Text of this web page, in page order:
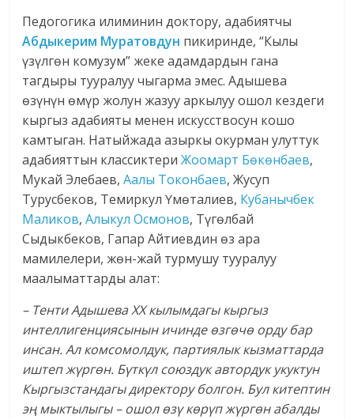
Педогогика илиминин доктору, адабиятчы
Абдыкерим Муратовдун пикиринде, “Кылы
үзүлгөн комузум” жеке адамдардын гана
тагдыры тууралуу чыгарма эмес. Адышева
өзүнүн өмүр жолун жазуу аркылуу ошол кездеги
кыргыз адабияты менен искусствосун кошо
камтыган. Натыйжада азыркы окурман улуттук
адабияттын классиктериЖоомарт Бөкөнбаев,
Мукай Элебаев,Аалы Токонбаев, Жусуп
Турусбеков, Темиркул Үмөталиев, Кубанычбек
Маликов,Алыкул Осмонов, Түгөлбай
Сыдыкбеков, Гапар Айтиевдин өз ара
мамилелери, жөн-жай турмушу тууралуу
маалыматтарды алат:
– Тенти Адышева ХХ кылымдагы кыргыз
интеллигенциясынын ичинде өзгөчө орду бар
инсан. Ал комсомолдук, партиялык кызматтарда
иштеп жүргөн. Бүткүл союздук автордук укуктун
Кыргызстандагы директору болгон. Бул китептин
эң мыктылыгы – ошол өзү көрүп жүргөн абалды